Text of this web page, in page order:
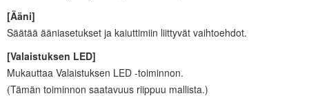
[Ääni]
Säätää ääniasetukset ja kaiuttimiin liittyvät vaihtoehdot.
[Valaistuksen LED]
Mukauttaa Valaistuksen LED -toiminnon.
(Tämän toiminnon saatavuus riippuu mallista.)